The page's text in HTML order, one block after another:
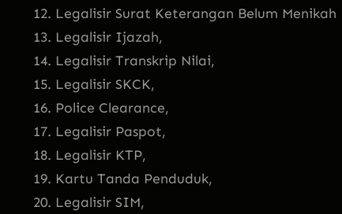
Legalisir Surat Keterangan Belum Menikah
Legalisir Ijazah,
Legalisir Transkrip Nilai,
Legalisir SKCK,
Police Clearance,
Legalisir Paspot,
Legalisir KTP,
Kartu Tanda Penduduk,
Legalisir SIM,